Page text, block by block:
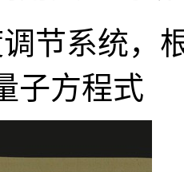
节系统，
子方程式